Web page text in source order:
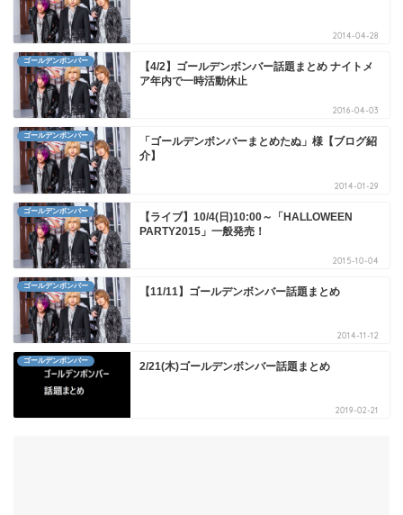
2014-04-28
ゴールデンボンバー
【4/2】ゴールデンボンバー話題まとめ ナイトメ
ア年内で一時活動休止
2016-04-03
ゴールデンボンバー
「ゴールデンボンバーまとめたぬ」様【ブログ紹
介】
2014-01-29
ゴールデンボンバー
【ライブ】10/4(日)10:00～「HALLOWEEN
PARTY2015」一般発売！
2015-10-04
ゴールデンボンバー 【11/11】ゴールデンボンバー話題まとめ
2014-11-12
ゴールデンボンバー 2/21(木)ゴールデンボンバー話題まとめ
2019-02-21